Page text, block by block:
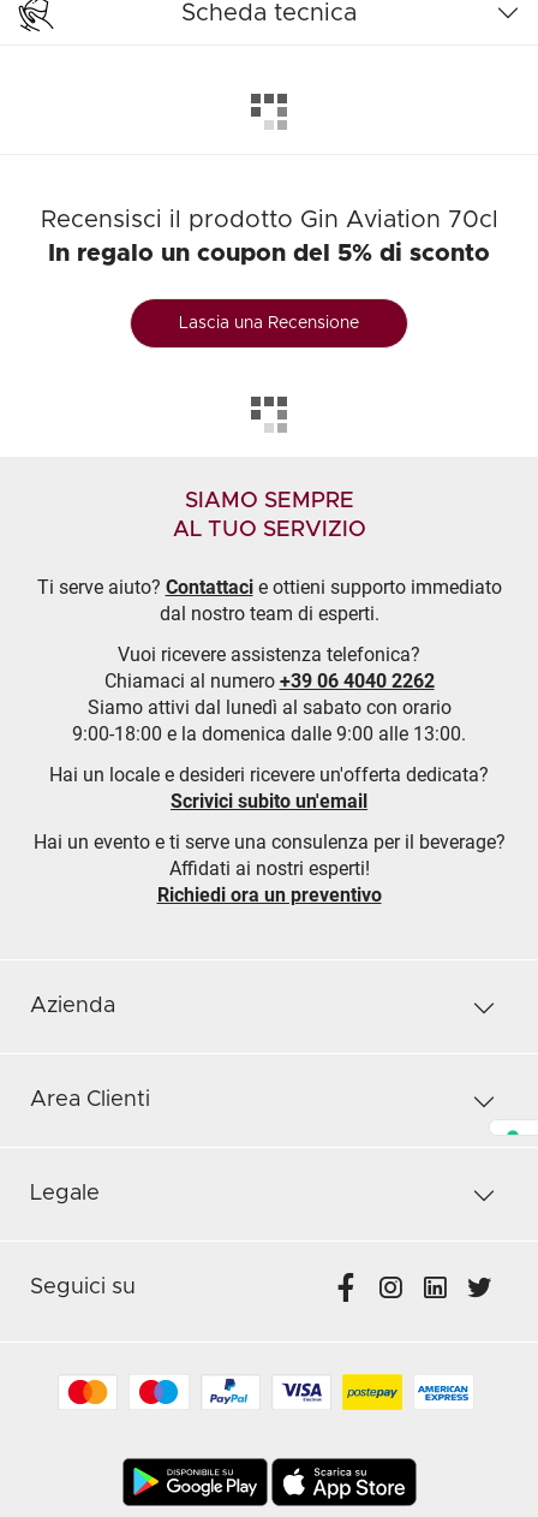
Scheda tecnica
Recensisci il prodotto Gin Aviation 70cl
In regalo un coupon del 5% di sconto
Lascia una Recensione
SIAMO SEMPRE
AL TUO SERVIZIO
Ti serve aiuto? Contattacie ottieni supporto immediato
dal nostro team di esperti.
Vuoi ricevere assistenza telefonica?
Chiamaci al numero +39 06 4040 2262
Siamo attivi dal lunedì al sabato con orario
9:00-18:00 e la domenica dalle 9:00 alle 13:00.
Hai un locale e desideri ricevere un'offerta dedicata?
Scrivici subito un'email
Hai un evento e ti serve una consulenza per il beverage?
Affidati ai nostri esperti!
Richiedi ora un preventivo
Azienda
Area Clienti
Legale
Seguici su